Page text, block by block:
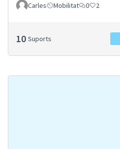
Carles Mobilitat 0 2
10 Suports